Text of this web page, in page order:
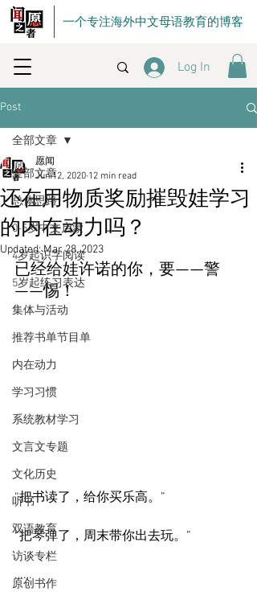
一个专注海外中文母语教育的博客
Log In
Post
全部文章
总体思路
0-5岁中文启蒙
4岁起识字阅读
5岁起练习表达
集体与活动
推荐书单节目单
内在动力
学习习惯
系统教材学习
文言文专题
文化历史
听书
双语教育
访谈专栏
原创书作
全部文章
还在用物质奖励摧毁娃学习
的内在动力吗？
愿闻
Jun 12, 2020 12 min read
Updated:Mar 28, 2023
已经给娃许诺的你，要——警
——惕！
“把书读了，给你买乐高。”
“把琴弹了，周末带你出去玩。”
……